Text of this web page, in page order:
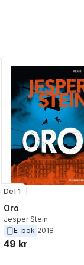
röster:
Del 1
Oro
Jesper Stein
E-bok 2018
49 kr